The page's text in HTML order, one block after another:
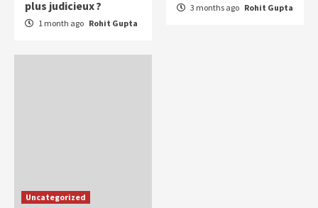
plus judicieux ?
1 month ago Rohit Gupta
3 months ago Rohit Gupta
Uncategorized